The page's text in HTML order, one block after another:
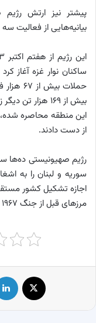
پیشتر نیز ارتش
بیانیه‌هایی از فعالیت
ساکنان نوار غزه آغاز
حملات
بیش از ۱۶۹
از دست دادند.
رژیم صهیونیستی
سوریه و لبنان را به
اجازه تشکیل کشور
مرزهای قبل از جنگ ۱۹۶۷ را نمی‌دهد.